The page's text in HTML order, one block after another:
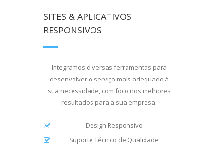
SITES & APLICATIVOS
RESPONSIVOS
Integramos diversas ferramentas para
desenvolver o serviço mais adequado à
sua necessidade, com foco nos melhores
resultados para a sua empresa.
Design Responsivo
Suporte Técnico de Qualidade